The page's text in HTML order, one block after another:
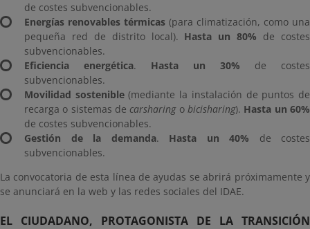
de costes subvencionables.
Energías renovables térmicas (para climatización, como una
pequeña red de distrito local). Hasta un 80% de costes
subvencionables.
Eficiencia energética. Hasta un 30% de costes
subvencionables.
Movilidad sostenible(mediante la instalación de puntos de
recarga o sistemas de carsharingobicisharing). Hasta un 60%
de costes subvencionables.
Gestión de la demanda. Hasta un 40% de costes
subvencionables.
La convocatoria de esta línea de ayudas se abrirá próximamente y
se anunciará en la web y las redes sociales del IDAE.
EL CIUDADANO, PROTAGONISTA DE LA TRANSICIÓN